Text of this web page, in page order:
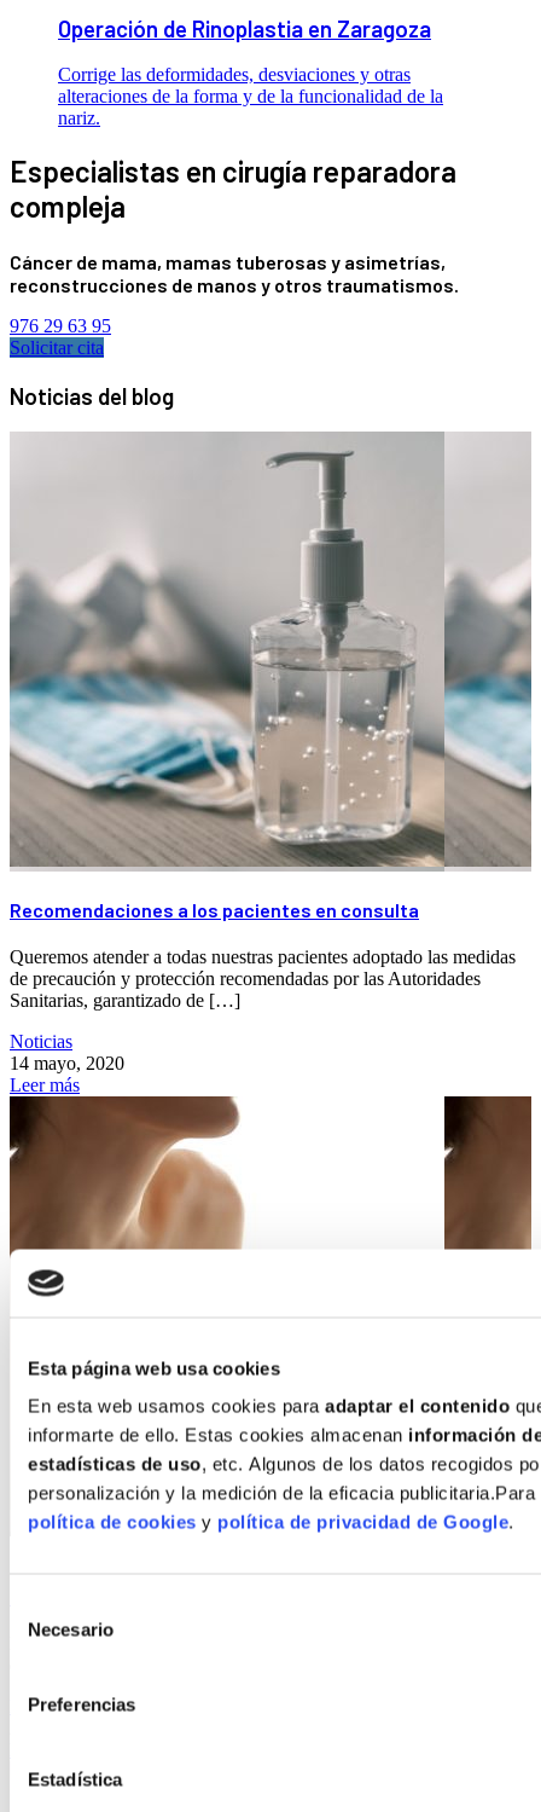
Esta página web usa cookies
En esta web usamos cookies para adaptar el contenido
informarte de ello. Estas cookies almacenan información
estadísticas de uso, etc. Algunos de los datos recogidos
personalización y la medición de la eficacia
política de cookies y política de privacidad de Google.
Necesario
Preferencias
Estadística
Operación de Rinoplastia en Zaragoza
Corrige las deformidades, desviaciones y otras
alteraciones de la forma y de la funcionalidad de la
nariz.
Especialistas en cirugía reparadora
compleja
Cáncer de mama, mamas tuberosas y asimetrías,
reconstrucciones de manos y otros traumatismos.
976 29 63 95
Solicitar cita
Noticias del blog
Recomendaciones a los pacientes en consulta
Queremos atender a todas nuestras pacientes adoptado las medidas
de precaución y protección recomendadas por las Autoridades
Sanitarias, garantizado de […]
Noticias
14 mayo, 2020
Leer más
La cirugía de mamas sigue siendo la operación de estética más
Noticias